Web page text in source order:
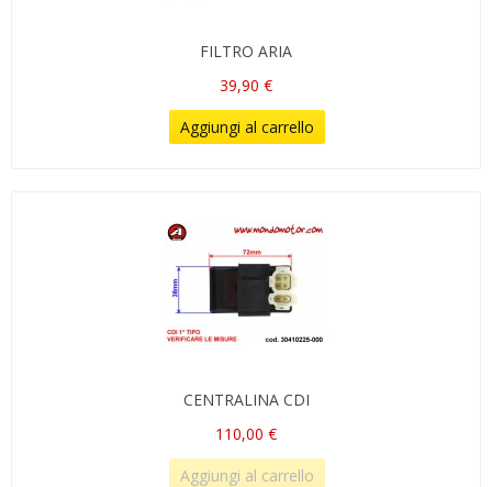
FILTRO ARIA
39,90 €
Aggiungi al carrello
CENTRALINA CDI
110,00 €
Aggiungi al carrello